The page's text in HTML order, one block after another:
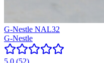
G-Nestle NAL32
G-Nestle
5.0 (52)